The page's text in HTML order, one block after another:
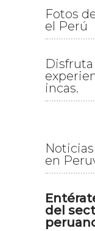
Fotos
el Perú
incas.
en
del